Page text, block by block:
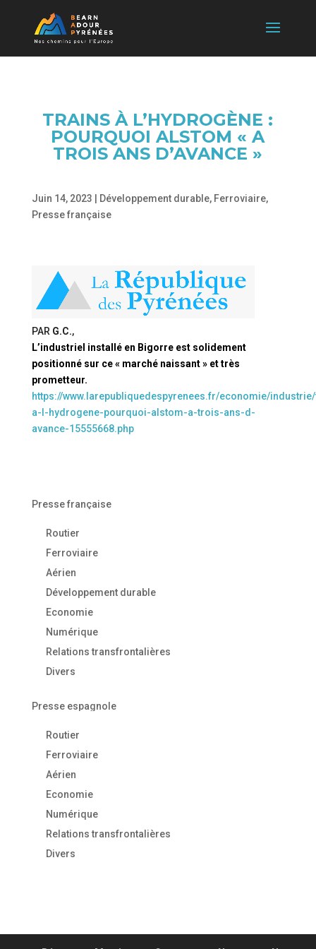
TRAINS À L’HYDROGÈNE :
POURQUOI ALSTOM « A
TROIS ANS D’AVANCE »
Juin 14, 2023 Développement durable, Ferroviaire,
Presse française
PAR G.C.,
L’industriel installé en Bigorre est solidement
positionné sur ce « marché naissant » et très
prometteur.
https://www.larepubliquedespyrenees.fr/economie/
a-l-hydrogene-pourquoi-alstom-a-trois-ans-d-
avance-15555668.php
Presse française
Routier
Ferroviaire
Aérien
Développement durable
Economie
Numérique
Relations transfrontalières
Divers
Presse espagnole
Routier
Ferroviaire
Aérien
Economie
Numérique
Relations transfrontalières
Divers